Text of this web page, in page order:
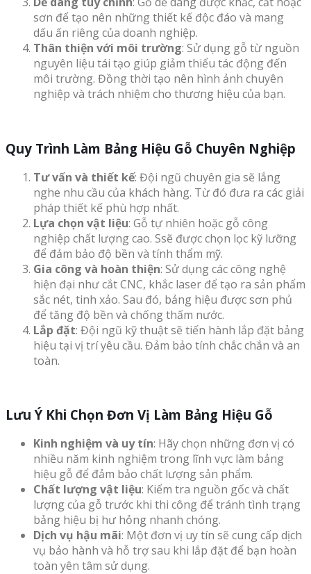
sơn để tạo nên những thiết kế độc đáo và mang
dấu ấn riêng của doanh nghiệp.
Thân thiện với môi trường: Sử dụng gỗ từ nguồn
nguyên liệu tái tạo giúp giảm thiểu tác động đến
môi trường. Đồng thời tạo nên hình ảnh chuyên
nghiệp và trách nhiệm cho thương hiệu của bạn.
Quy Trình Làm Bảng Hiệu Gỗ Chuyên Nghiệp
Tư vấn và thiết kế: Đội ngũ chuyên gia sẽ lắng
nghe nhu cầu của khách hàng. Từ đó đưa ra các giải
pháp thiết kế phù hợp nhất.
Lựa chọn vật liệu: Gỗ tự nhiên hoặc gỗ công
nghiệp chất lượng cao. Ssẽ được chọn lọc kỹ lưỡng
để đảm bảo độ bền và tính thẩm mỹ.
Gia công và hoàn thiện: Sử dụng các công nghệ
hiện đại như cắt CNC, khắc laser để tạo ra sản phẩm
sắc nét, tinh xảo. Sau đó, bảng hiệu được sơn phủ
để tăng độ bền và chống thấm nước.
Lắp đặt: Đội ngũ kỹ thuật sẽ tiến hành lắp đặt bảng
hiệu tại vị trí yêu cầu. Đảm bảo tính chắc chắn và an
toàn.
Lưu Ý Khi Chọn Đơn Vị Làm Bảng Hiệu Gỗ
Kinh nghiệm và uy tín: Hãy chọn những đơn vị có
nhiều năm kinh nghiệm trong lĩnh vực làm bảng
hiệu gỗ để đảm bảo chất lượng sản phẩm.
Chất lượng vật liệu: Kiểm tra nguồn gốc và chất
lượng của gỗ trước khi thi công để tránh tình trạng
bảng hiệu bị hư hỏng nhanh chóng.
Dịch vụ hậu mãi: Một đơn vị uy tín sẽ cung cấp dịch
vụ bảo hành và hỗ trợ sau khi lắp đặt để bạn hoàn
toàn yên tâm sử dụng.